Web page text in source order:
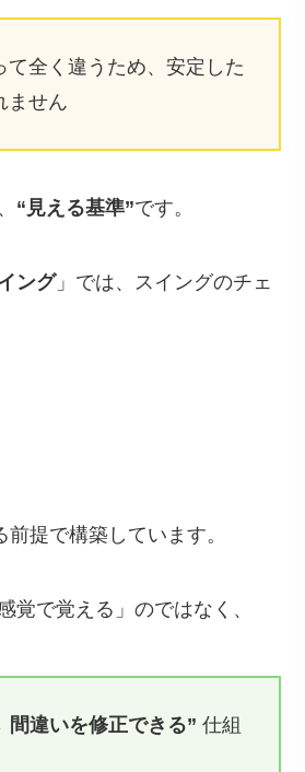
て全く違うため、安定した
ません
“見える基準”です。
ング」では、スイングのチェ
前提で構築しています。
覚で覚える」のではなく、
違いを修正できる” 仕組